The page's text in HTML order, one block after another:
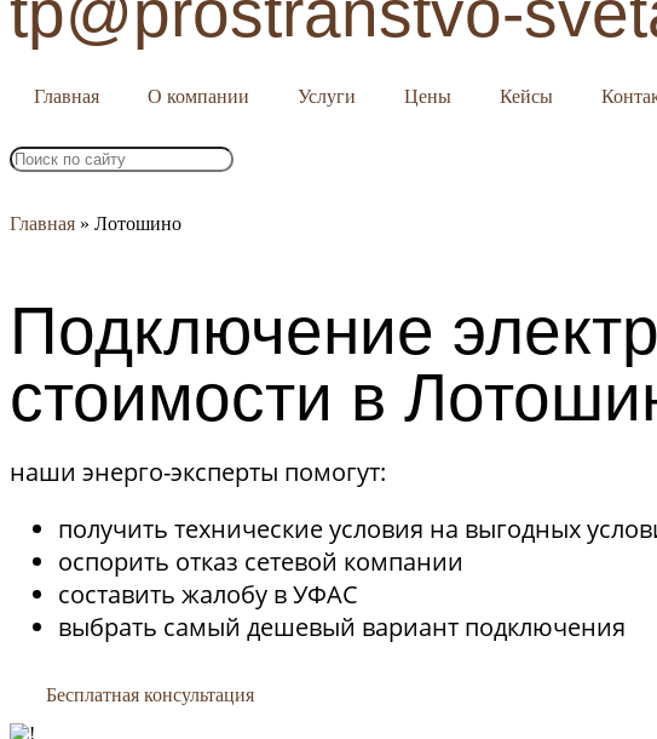
Главная О компании Услуги Цены Кейсы
Главная » Лотошино
Подключение
стоимости в
наши энерго-эксперты помогут:
получить технические условия на выгодных
оспорить отказ сетевой компании
составить жалобу в УФАС
выбрать самый дешевый вариант подключения
Бесплатная консультация